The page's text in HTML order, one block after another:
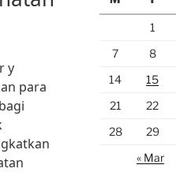
y
para
1
7
8
14
15
21
22
28
29
« Mar